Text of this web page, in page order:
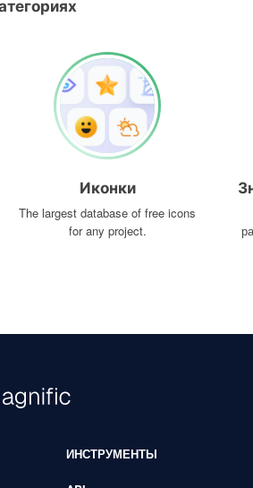
Иконки
The largest database of free icons
for any project.
ИНСТРУМЕНТЫ